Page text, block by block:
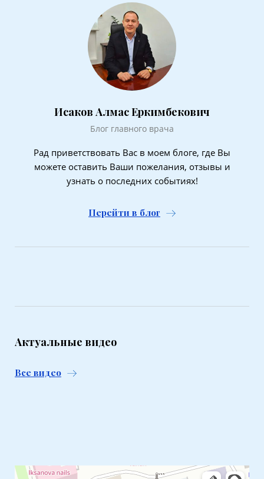
Исаков Алмас Еркимбекович
Блог главного врача
Рад приветствовать Вас в моем блоге, где Вы
можете оставить Ваши пожелания, отзывы и
узнать о последних событиях!
Перейти в блог
Актуальные видео
Все видео